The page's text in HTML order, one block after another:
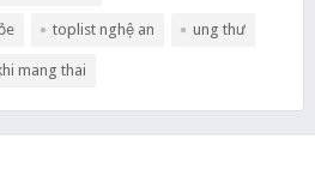
toplist nghệ an ung thư
mang thai